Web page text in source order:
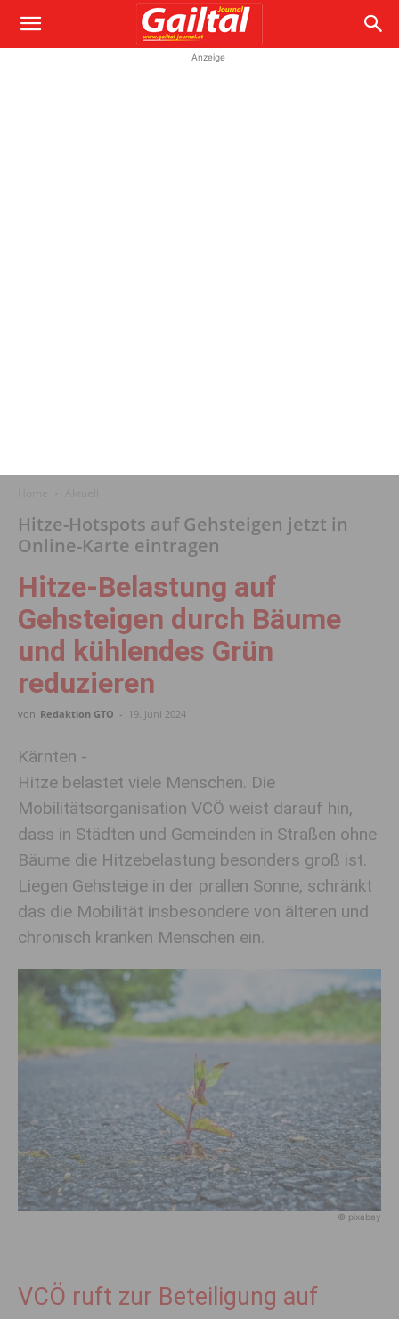
Anzeige
Hitze-Hotspots auf Gehsteigen jetzt in
Online-Karte eintragen
Hitze-Belastung auf
Gehsteigen durch Bäume
und kühlendes Grün
reduzieren
von Redaktion GTO - 19. Juni 2024
Kärnten -
Hitze belastet viele Menschen. Die
Mobilitätsorganisation VCÖ weist darauf hin,
dass in Städten und Gemeinden in Straßen ohne
Bäume die Hitzebelastung besonders groß ist.
Liegen Gehsteige in der prallen Sonne, schränkt
das die Mobilität insbesondere von älteren und
chronisch kranken Menschen ein.
© pixabay
VCÖ ruft zur Beteiligung auf